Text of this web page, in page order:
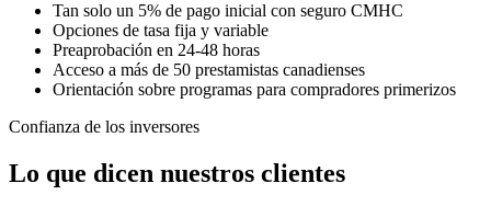
Tan solo un 5% de pago inicial con seguro CMHC
Opciones de tasa fija y variable
Preaprobación en 24-48 horas
Acceso a más de 50 prestamistas canadienses
Orientación sobre programas para compradores primerizos
Confianza de los inversores
Lo que dicen nuestros clientes